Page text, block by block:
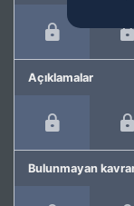
Açıklamalar
Bulunmayan